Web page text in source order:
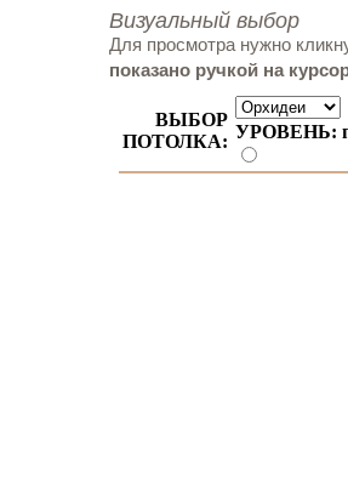
Визуальный выбор
Для просмотра нужно
показано ручкой на